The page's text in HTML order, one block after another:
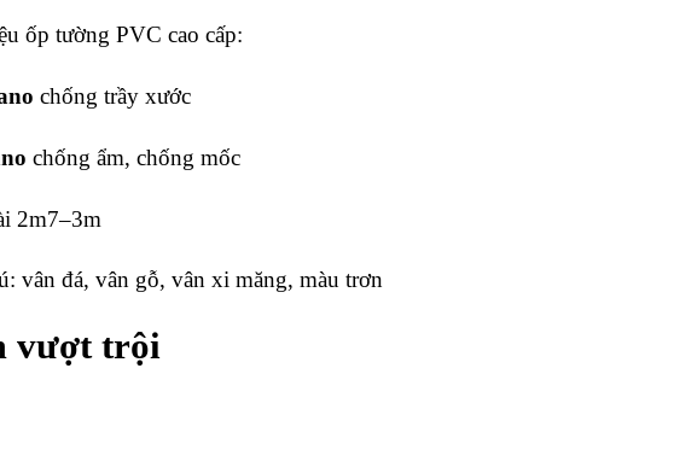
ốp tường PVC cao cấp:
chống trầy xước
chống ẩm, chống mốc
2m7–3m
vân đá, vân gỗ, vân xi măng, màu trơn
vượt trội